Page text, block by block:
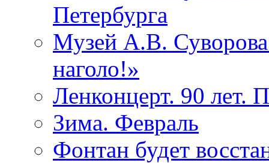
Петербурга
Музей А.В.
наголо!»
Ленконцерт. 90 лет.
Зима. Февраль
Фонтан будет